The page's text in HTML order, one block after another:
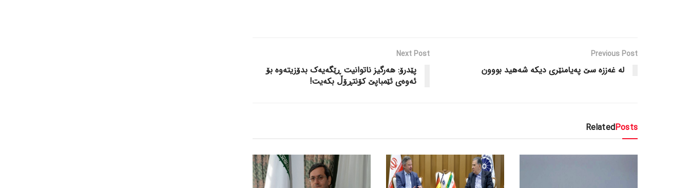
Previous Post
لە غەززە سێ پەیامنێری دیکە شەهید بووون
Next Post
پێدرۆ: هەرگیز ناتوانیت ڕێگەیەک بدۆزیتەوە بۆ
ئەوەی ئێمباپێ کۆنتڕۆڵ بکەیت!
RelatedPosts